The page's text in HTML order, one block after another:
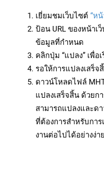
เยี่ยมชมเว็บไซต์ “ห
ป้อน URL ของหน้า
ข้อมูลที่กำหนด
คลิกปุ่ม “แปลง” เพื่อ
รอให้การแปลงเสร็จ
ดาวน์โหลดไฟล์
แปลงเสร็จสิ้น ด้วย
สามารถแปลงและด
ที่ต้องการสำหรับกา
งานต่อไปได้อย่างง่า